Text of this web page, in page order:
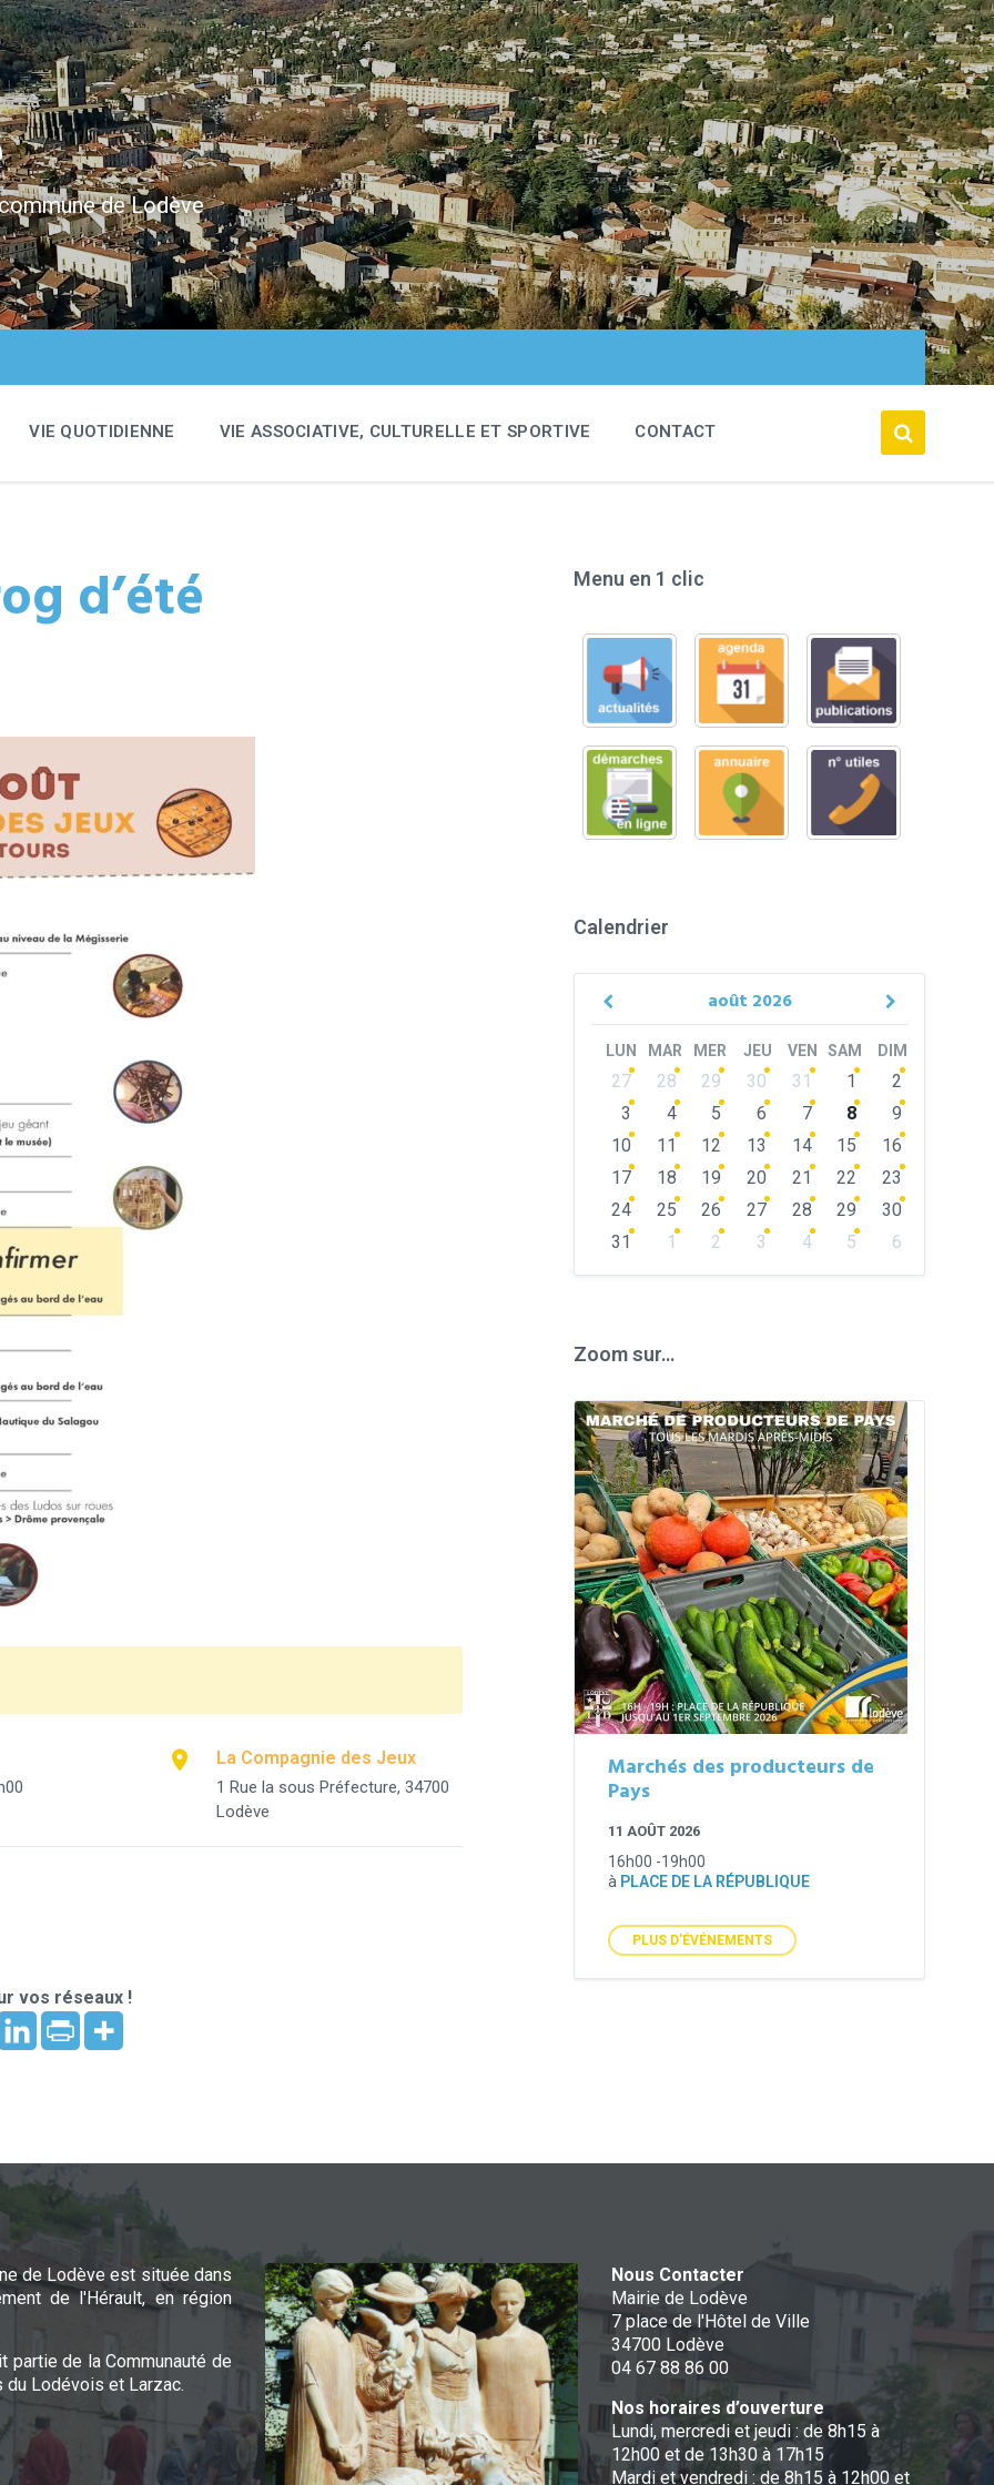
de Lodève
VIE QUOTIDIENNE VIE ASSOCIATIVE, CULTURELLE ET SPORTIVE CONTACT
d’été
La Compagnie des Jeux
1 Rue la sous Préfecture, 34700
Lodève
vos réseaux !
Menu en 1 clic
Calendrier
août 2026
Previous
Next
LUN MAR MER JEU VEN SAM DIM
Skip
calendar
days
27 28 29 30 31 1
2
3
4 5 6 7 8
9
10
11 12 13 14 15
16
17
18 19 20 21 22
23
24
25 26 27 28 29
30
31
1 2 3 4 5
6
Zoom sur…
Marchés des producteurs de
Pays
11 AOÛT 2026
16h00 -19h00
à PLACE DE LA RÉPUBLIQUE
PLUS D'ÉVÉNEMENTS
de Lodève est située dans
de l'Hérault, en région
partie de la Communauté de
du Lodévois et Larzac.
Nous Contacter
Mairie de Lodève
7 place de l'Hôtel de Ville
34700 Lodève
04 67 88 86 00
Nos horaires d’ouverture
Lundi, mercredi et jeudi : de 8h15 à
12h00 et de 13h30 à 17h15
Mardi et vendredi : de 8h15 à 12h00 et